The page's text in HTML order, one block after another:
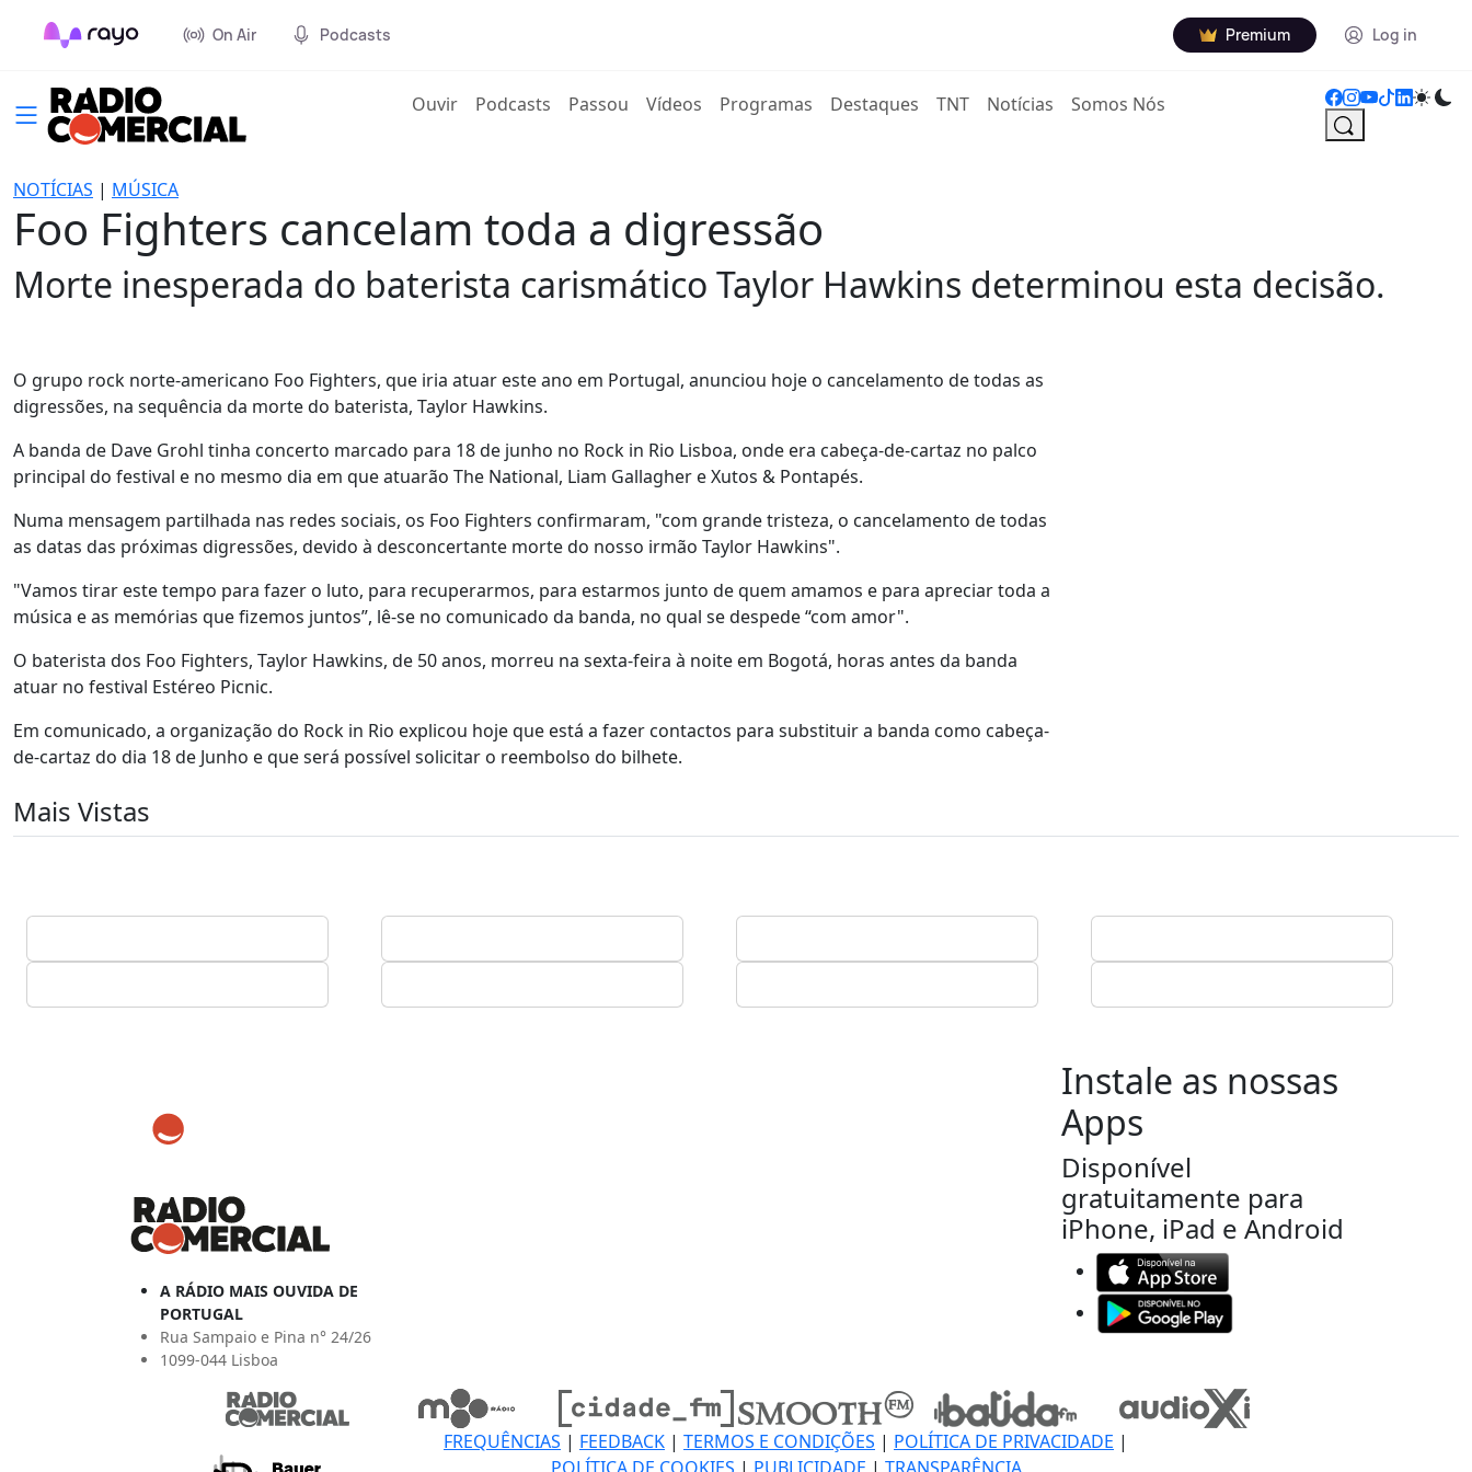
On Air Podcasts Premium Log in
Ouvir(current)
Podcasts Passou Vídeos Programas Destaques TNT Notícias Somos Nós
NOTÍCIAS | MÚSICA
Foo Fighters cancelam toda a digressão
Morte inesperada do baterista carismático Taylor Hawkins determinou esta decisão.
O grupo rock norte-americano Foo Fighters, que iria atuar este ano em Portugal, anunciou hoje o cancelamento de todas as
digressões, na sequência da morte do baterista, Taylor Hawkins.
A banda de Dave Grohl tinha concerto marcado para 18 de junho no Rock in Rio Lisboa, onde era cabeça-de-cartaz no palco
principal do festival e no mesmo dia em que atuarão The National, Liam Gallagher e Xutos & Pontapés.
Numa mensagem partilhada nas redes sociais, os Foo Fighters confirmaram, "com grande tristeza, o cancelamento de todas
as datas das próximas digressões, devido à desconcertante morte do nosso irmão Taylor Hawkins".
"Vamos tirar este tempo para fazer o luto, para recuperarmos, para estarmos junto de quem amamos e para apreciar toda a
música e as memórias que fizemos juntos”, lê-se no comunicado da banda, no qual se despede “com amor".
O baterista dos Foo Fighters, Taylor Hawkins, de 50 anos, morreu na sexta-feira à noite em Bogotá, horas antes da banda
atuar no festival Estéreo Picnic.
Em comunicado, a organização do Rock in Rio explicou hoje que está a fazer contactos para substituir a banda como cabeça-
de-cartaz do dia 18 de Junho e que será possível solicitar o reembolso do bilhete.
Mais Vistas
A RÁDIO MAIS OUVIDA DE
PORTUGAL
Rua Sampaio e Pina n° 24/26
1099-044 Lisboa
Instale as nossas
Apps
Disponível
gratuitamente para
iPhone, iPad e Android
FREQUÊNCIAS | FEEDBACK | TERMOS E CONDIÇÕES | POLÍTICA DE PRIVACIDADE |